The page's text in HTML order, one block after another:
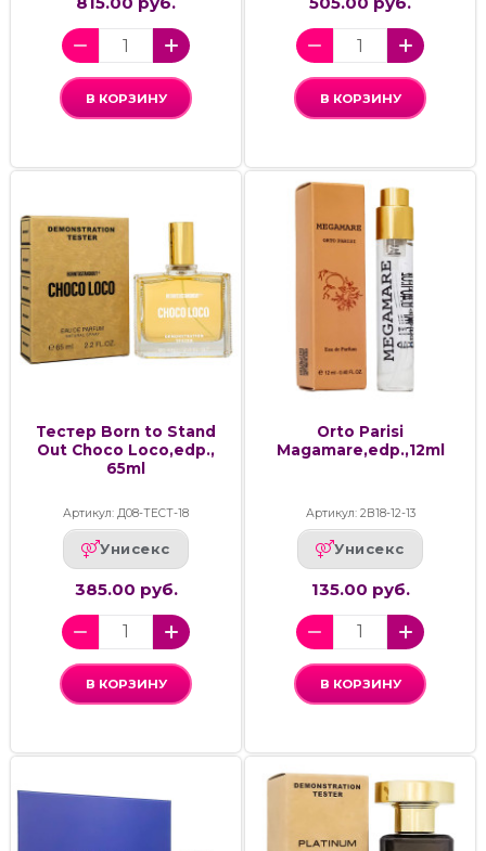
В КОРЗИНУ В КОРЗИНУ
Тестер Born to Stand
Out Choco Loco,edp.,
65ml
Артикул: Д08-ТЕСТ-18
Унисекс
385.00 руб.
В КОРЗИНУ
Orto Parisi
Magamare,edp.,12ml
Артикул: 2В18-12-13
Унисекс
135.00 руб.
В КОРЗИНУ